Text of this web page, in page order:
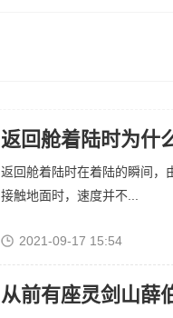
返回舱着陆时为什
返回舱着陆时在着陆的瞬间，
接触地面时，速度并不...
2021-09-17 15:54
从前有座灵剑山薛